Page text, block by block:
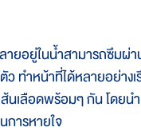
ยอยู่ในน้ำสามารถซึมผ่า
ทำหน้าที่ได้หลายอย่าง
เลือดพร้อมๆ กัน โดยนำ
การหายใจ